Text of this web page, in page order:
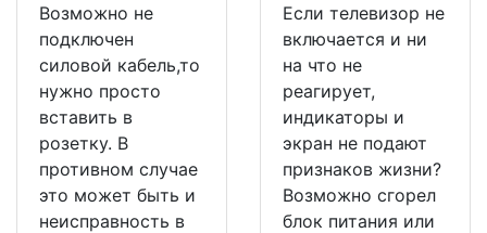
Возможно не
подключен
силовой кабель,то
нужно просто
вставить в
розетку. В
противном случае
это может быть и
неисправность в
Если телевизор не
включается и ни
на что не
реагирует,
индикаторы и
экран не подают
признаков жизни?
Возможно сгорел
блок питания или